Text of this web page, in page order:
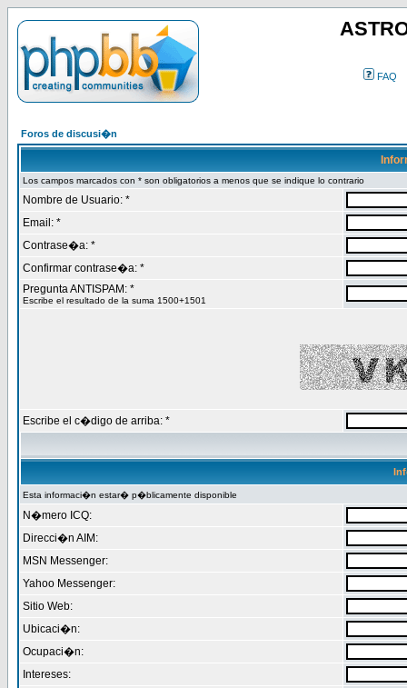
FAQ
Foros de discusi�n
Los campos marcados con * son obligatorios a menos que se indique lo contrario
Nombre de Usuario: *
Email: *
Contrase�a: *
Confirmar contrase�a: *
Pregunta ANTISPAM: *
Escribe el resultado de la suma 1500+1501
Escribe el c�digo de arriba: *
Esta informaci�n estar� p�blicamente disponible
N�mero ICQ:
Direcci�n AIM:
MSN Messenger:
Yahoo Messenger:
Sitio Web:
Ubicaci�n:
Ocupaci�n:
Intereses: